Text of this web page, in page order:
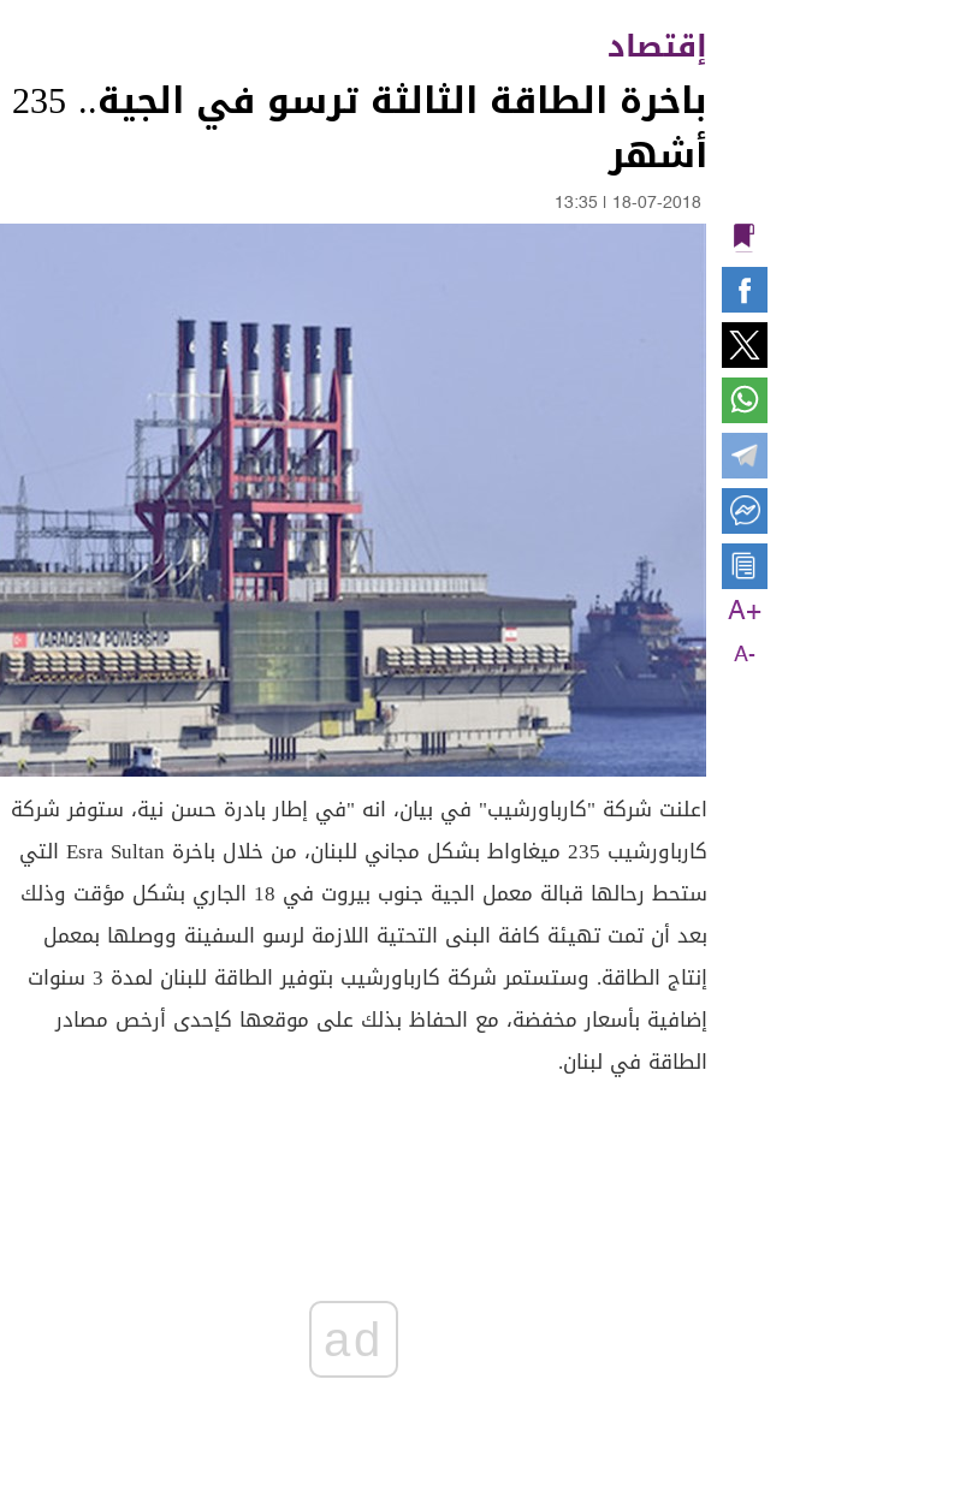
إقتصاد
أشهر
18-07-2018
13:35
A+
A-
اعلنت شركة "كارباورشيب" في بيان، انه "في إطار بادرة حسن نية، ستوفر شركة
كارباورشيب 235 ميغاواط بشكل مجاني للبنان، من خلال باخرة Esra Sultan التي
ستحط رحالها قبالة معمل الجية جنوب بيروت في 18 الجاري بشكل مؤقت وذلك
بعد أن تمت تهيئة كافة البنى التحتية اللازمة لرسو السفينة ووصلها بمعمل
إنتاج الطاقة. وستستمر شركة كارباورشيب بتوفير الطاقة للبنان لمدة 3 سنوات
إضافية بأسعار مخفضة، مع الحفاظ بذلك على موقعها كإحدى أرخص مصادر
الطاقة في لبنان.
ad